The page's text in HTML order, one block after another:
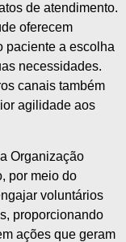
de atendimento.
oferecem
paciente a escolha
necessidades.
canais também
agilidade aos
Organização
por meio do
voluntários
proporcionando
ações que geram